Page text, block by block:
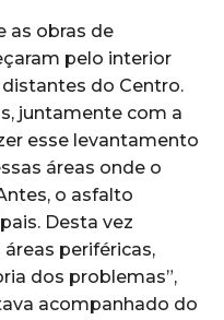
as obras de
pelo interior
do Centro.
juntamente com a
esse levantamento
áreas onde o
o asfalto
Desta vez
periféricas,
dos problemas”,
acompanhado do